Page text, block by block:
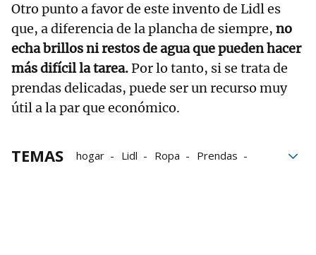
Otro punto a favor de este invento de Lidl es
que, a diferencia de la plancha de siempre, no
echa brillos ni restos de agua que pueden hacer
más difícil la tarea.Por lo tanto, si se trata de
prendas delicadas, puede ser un recurso muy
útil a la par que económico.
TEMAS hogar Lidl Ropa
Prendas